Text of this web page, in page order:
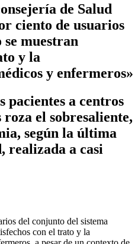
de Salud
ciento de usuarios
muestran
y la
y enfermeros»
pacientes a centros
roza el sobresaliente,
según la última
realizada a casi
del conjunto del sistema
con el trato y la